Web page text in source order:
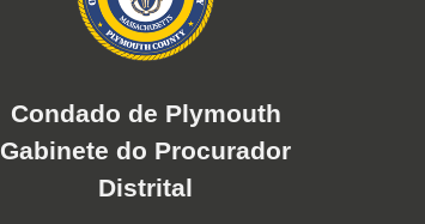
Condado de Plymouth
Gabinete do Procurador
Distrital